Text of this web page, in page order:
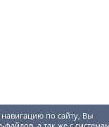
по сайту, Вы